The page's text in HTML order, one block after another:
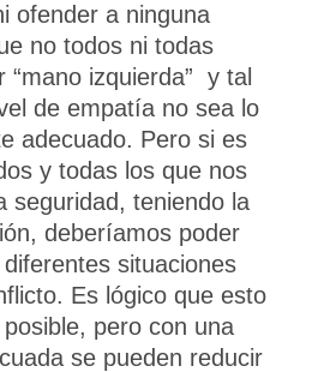
ofender a ninguna
no todos ni todas
“mano izquierda” y tal
de empatía no sea lo
adecuado. Pero si es
y todas los que nos
seguridad, teniendo la
deberíamos poder
situaciones
Es lógico que esto
pero con una
se pueden reducir